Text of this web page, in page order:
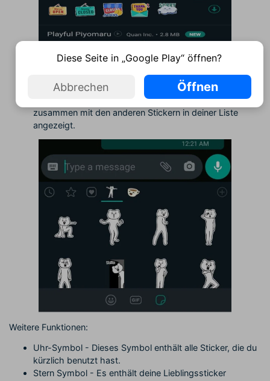
Tippe auf das Download-Symbol neben dem
Stickerpaket, um den Download zu starten.
Sobald der Download abgeschlossen ist, wird er
zusammen mit den anderen Stickern in deiner Liste
angezeigt.
Weitere Funktionen:
Uhr-Symbol - Dieses Symbol enthält alle Sticker, die du
kürzlich benutzt hast.
Stern Symbol - Es enthält deine Lieblingssticker
Diese Seite in „Google Play“ öffnen?
Abbrechen Öffnen